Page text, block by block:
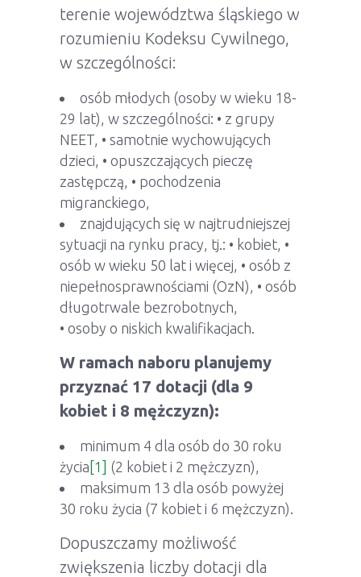
terenie województwa śląskiego w
rozumieniu Kodeksu Cywilnego,
w szczególności:
osób młodych (osoby w wieku 18-
29 lat), w szczególności: • z grupy
NEET, • samotnie wychowujących
dzieci, • opuszczających pieczę
zastępczą, • pochodzenia
migranckiego,
znajdujących się w najtrudniejszej
sytuacji na rynku pracy, tj.: • kobiet, •
osób w wieku 50 lat i więcej, • osób z
niepełnosprawnościami (OzN), • osób
długotrwale bezrobotnych,
• osoby o niskich kwalifikacjach.
W ramach naboru planujemy
przyznać 17 dotacji (dla 9
kobiet i 8 mężczyzn):
minimum 4 dla osób do 30 roku
życia [1] (2 kobiet i 2 mężczyzn),
maksimum 13 dla osób powyżej
30 roku życia (7 kobiet i 6 mężczyzn).
Dopuszczamy możliwość
zwiększenia liczby dotacji dla